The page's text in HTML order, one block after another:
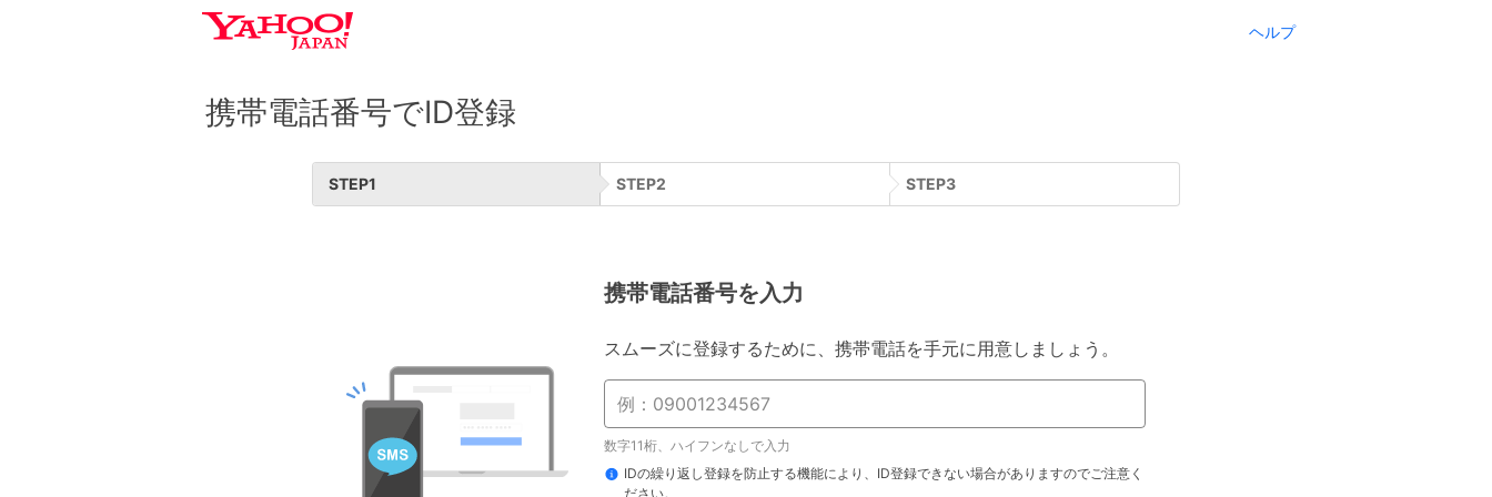
ヘルプ
携帯電話番号でID登録
STEP1 STEP2 STEP3
携帯電話番号を入力
スムーズに登録するために、携帯電話を手元に用意しましょう。
数字11桁、ハイフンなしで入力
IDの繰り返し登録を防止する機能により、ID登録できない場合がありますのでご注意く
ださい。